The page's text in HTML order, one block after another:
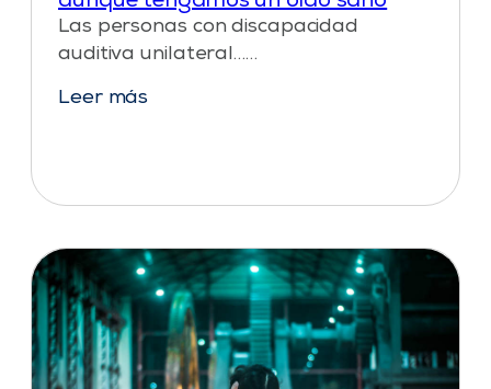
Las personas con discapacidad
auditiva unilateral……
Leer más